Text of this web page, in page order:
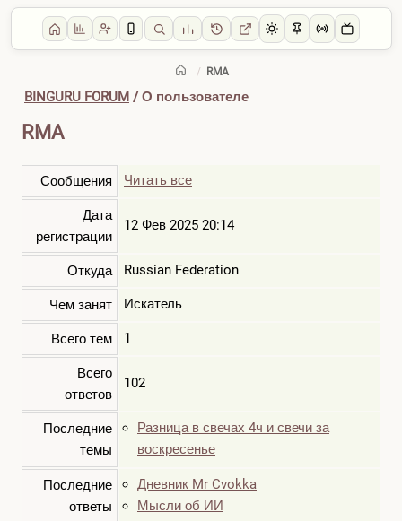
/ RMA
BINGURU FORUM / О пользователе
RMA
Сообщения Читать все
Дата
регистрации
12 Фев 2025 20:14
Откуда Russian Federation
Чем занят Искатель
Всего тем 1
Всего
ответов
102
Последние
темы
Разница в свечах 4ч и свечи за
воскресенье
Последние
ответы
Дневник Mr Cvokka
Мысли об ИИ